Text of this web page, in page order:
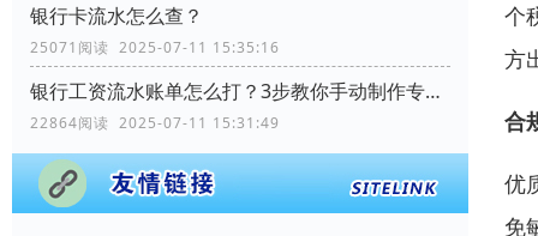
银行卡流水怎么查？
25071阅读 2025-07-11 15:35:16
银行工资流水账单怎么打？3步教你手动制作专业记录
22864阅读 2025-07-11 15:31:49
个
方
合
优
免